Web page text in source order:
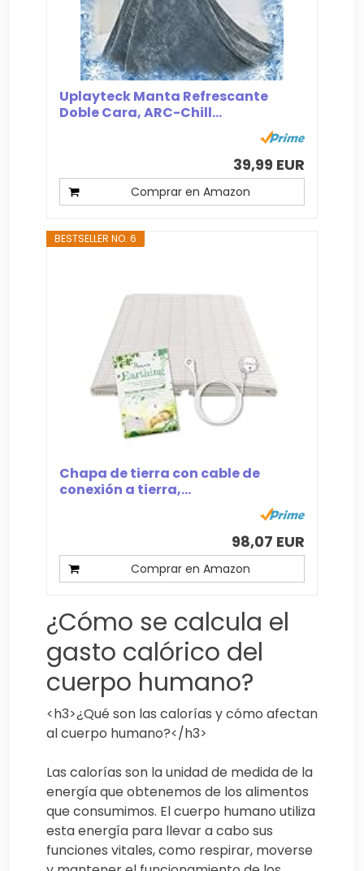
Uplayteck Manta Refrescante
Doble Cara, ARC-Chill...
39,99 EUR
Comprar en Amazon
BESTSELLER NO. 6
Chapa de tierra con cable de
conexión a tierra,...
98,07 EUR
Comprar en Amazon
¿Cómo se calcula el
gasto calórico del
cuerpo humano?
<h3>¿Qué son las calorías y cómo afectan
al cuerpo humano?</h3>
Las calorías son la unidad de medida de la
energía que obtenemos de los alimentos
que consumimos. El cuerpo humano utiliza
esta energía para llevar a cabo sus
funciones vitales, como respirar, moverse